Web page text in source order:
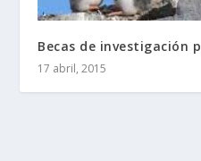
Becas de investigación
17 abril, 2015